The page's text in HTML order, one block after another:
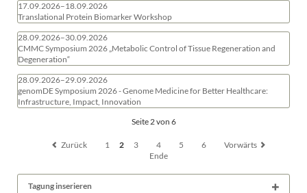
17.09.2026–18.09.2026
Translational Protein Biomarker Workshop
28.09.2026–30.09.2026
CMMC Symposium 2026 „Metabolic Control of Tissue Regeneration and
Degeneration“
28.09.2026–29.09.2026
genomDE Symposium 2026 - Genome Medicine for Better Healthcare:
Infrastructure, Impact, Innovation
Seite 2 von 6
Zurück 1 2 3 4 5 6
Vorwärts
Ende
Tagung inserieren